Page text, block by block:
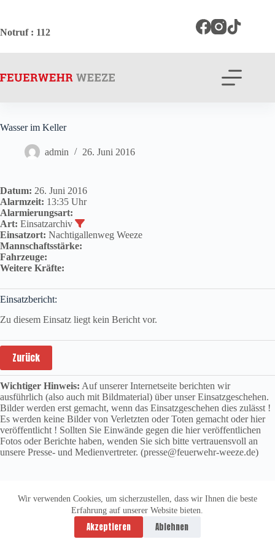
springen
Wir verwenden Cookies, um sicherzustellen, dass wir Ihnen die beste
Erfahrung auf unserer Website bieten.
Akzeptieren Ablehnen
Notruf: 112
Wasser im Keller
admin 26. Juni 2016
Datum: 26. Juni 2016
Alarmzeit: 13:35 Uhr
Alarmierungsart:
Art: Einsatzarchiv
Einsatzort: Nachtigallenweg Weeze
Mannschaftsstärke:
Fahrzeuge:
Weitere Kräfte:
Einsatzbericht:
Zu diesem Einsatz liegt kein Bericht vor.
Zurück
Wichtiger Hinweis: Auf unserer Internetseite berichten wir
ausführlich (also auch mit Bildmaterial) über unser Einsatzgeschehen.
Bilder werden erst gemacht, wenn das Einsatzgeschehen dies zulässt !
Es werden keine Bilder von Verletzten oder Toten gemacht oder hier
veröffentlicht ! Sollten Sie Einwände gegen die hier veröffentlichen
Fotos oder Berichte haben, wenden Sie sich bitte vertrauensvoll an
unsere Presse- und Medienvertreter. (presse@feuerwehr-weeze.de)
Datenschutzerklärung
Impressum
Copyright © 2026 -
vitolution